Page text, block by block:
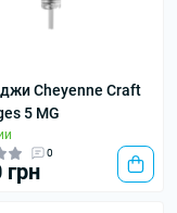
Cheyenne Craft
5 MG
0
грн